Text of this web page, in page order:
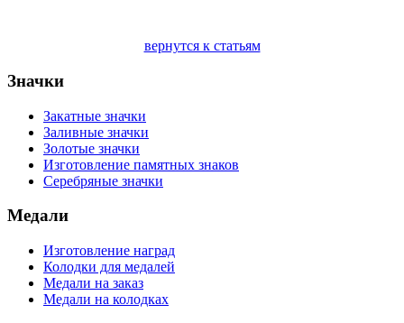
вернутся к статьям
Значки
Закатные значки
Заливные значки
Золотые значки
Изготовление памятных знаков
Серебряные значки
Медали
Изготовление наград
Колодки для медалей
Медали на заказ
Медали на колодках